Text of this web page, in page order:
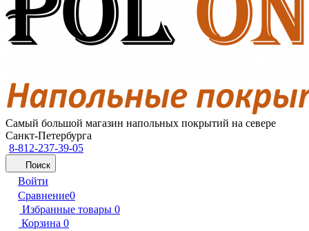
Самый большой магазин напольных покрытий на севере
Санкт-Петербурга
8-812-237-39-05
Поиск
Войти
Сравнение0
Избранные товары 0
Корзина 0